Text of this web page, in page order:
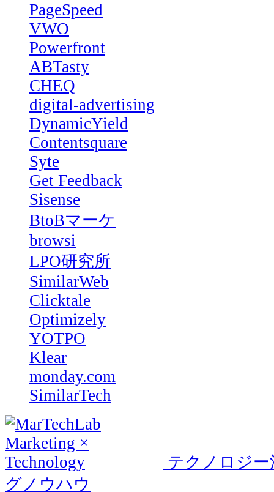
PageSpeed
VWO
Powerfront
ABTasty
CHEQ
digital-advertising
DynamicYield
Contentsquare
Syte
Get Feedback
Sisense
BtoBマーケ
browsi
LPO研究所
SimilarWeb
Clicktale
Optimizely
YOTPO
Klear
monday.com
SimilarTech
テクノロジ
グノウハウ